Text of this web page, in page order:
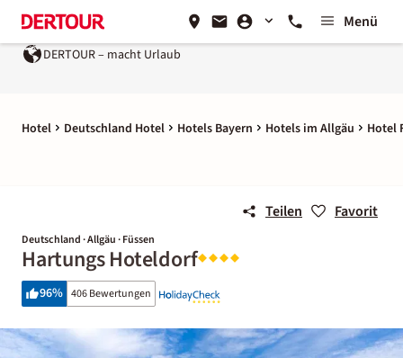
Menü
DERTOUR – macht Urlaub
Hotel Deutschland Hotel Hotels Bayern Hotels im Allgäu Hotel
Teilen Favorit
Deutschland · Allgäu · Füssen
Hartungs Hoteldorf
96% 406 Bewertungen